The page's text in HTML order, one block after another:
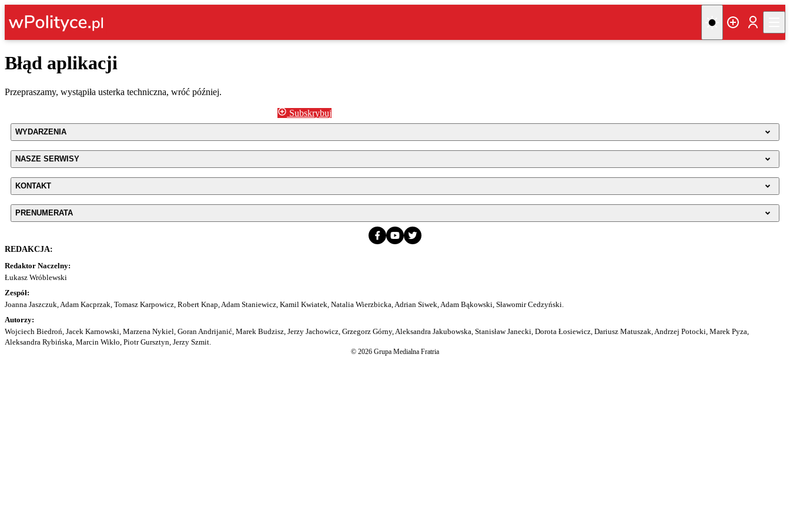
Błąd aplikacji
Przepraszamy, wystąpiła usterka techniczna, wróć później.
Subskrybuj
WYDARZENIA
NASZE SERWISY
KONTAKT
PRENUMERATA
REDAKCJA:
Redaktor Naczelny:
Łukasz Wróblewski
Zespół:
Joanna Jaszczuk, Adam Kacprzak, Tomasz Karpowicz, Robert Knap, Adam Staniewicz, Kamil Kwiatek, Natalia Wierzbicka, Adrian Siwek, Adam Bąkowski, Sławomir Cedzyński.
Autorzy:
Wojciech Biedroń, Jacek Karnowski, Marzena Nykiel, Goran Andrijanić, Marek Budzisz, Jerzy Jachowicz, Grzegorz Górny, Aleksandra Jakubowska, Stanisław Janecki, Dorota Łosiewicz, Dariusz Matuszak, Andrzej Potocki, Marek Pyza,
Aleksandra Rybińska, Marcin Wikło, Piotr Gursztyn, Jerzy Szmit.
© 2026 Grupa Medialna Fratria